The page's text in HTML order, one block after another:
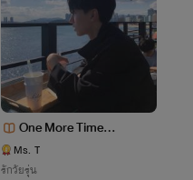
One More Time...
Ms. T
รักวัยรุ่น